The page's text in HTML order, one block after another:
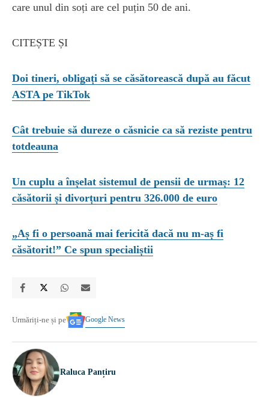
care unul din soți are cel puțin 50 de ani.
CITEȘTE ȘI
Doi tineri, obligați să se căsătorească după au făcut
ASTA pe TikTok
Cât trebuie să dureze o căsnicie ca să reziste pentru
totdeauna
Un cuplu a înșelat sistemul de pensii de urmaș: 12
căsătorii și divorțuri pentru 326.000 de euro
„Aș fi o persoană mai fericită dacă nu m-aș fi
căsătorit!” Ce spun specialiștii
Urmăriți-ne și pe Google News
Raluca Panțiru